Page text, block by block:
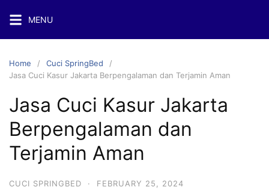
content
MENU
Home
Cuci SpringBed
Jasa Cuci Kasur Jakarta Berpengalaman dan Terjamin Aman
Jasa Cuci Kasur Jakarta
Berpengalaman dan
Terjamin Aman
CUCI SPRINGBED · FEBRUARY 25, 2024